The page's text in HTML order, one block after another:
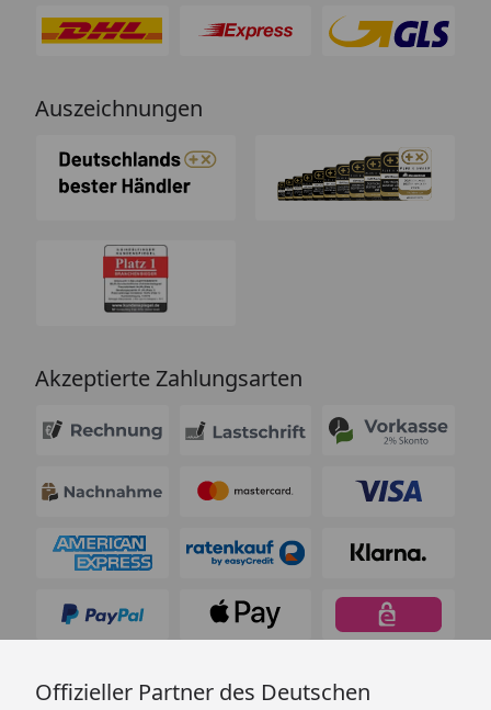
Auszeichnungen
Akzeptierte Zahlungsarten
Offizieller Partner des Deutschen